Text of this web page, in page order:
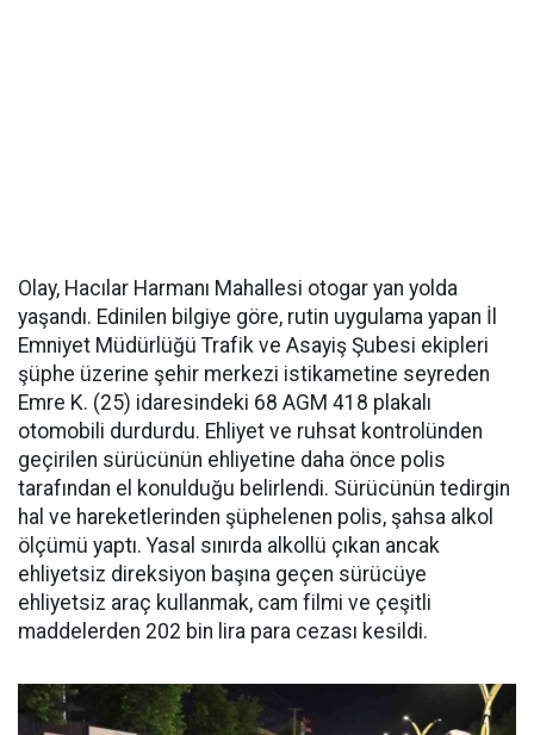
Olay, Hacılar Harmanı Mahallesi otogar yan yolda
yaşandı. Edinilen bilgiye göre, rutin uygulama yapan İl
Emniyet Müdürlüğü Trafik ve Asayiş Şubesi ekipleri
şüphe üzerine şehir merkezi istikametine seyreden
Emre K. (25) idaresindeki 68 AGM 418 plakalı
otomobili durdurdu. Ehliyet ve ruhsat kontrolünden
geçirilen sürücünün ehliyetine daha önce polis
tarafından el konulduğu belirlendi. Sürücünün tedirgin
hal ve hareketlerinden şüphelenen polis, şahsa alkol
ölçümü yaptı. Yasal sınırda alkollü çıkan ancak
ehliyetsiz direksiyon başına geçen sürücüye
ehliyetsiz araç kullanmak, cam filmi ve çeşitli
maddelerden 202 bin lira para cezası kesildi.